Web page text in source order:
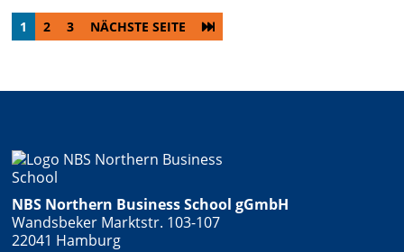
1 2 3 NÄCHSTE SEITE
NBS Northern Business School gGmbH
Wandsbeker Marktstr. 103-107
22041 Hamburg